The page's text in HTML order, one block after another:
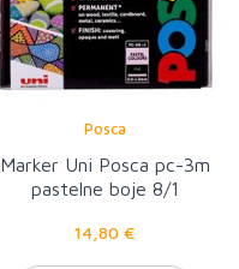
Posca
Marker Uni Posca pc-3m
pastelne boje 8/1
14,80 €